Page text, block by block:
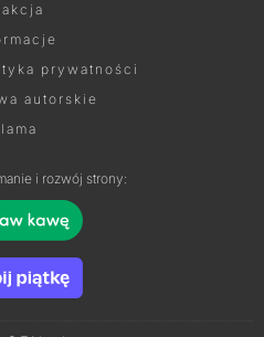
prywatności
autorskie
i rozwój strony: